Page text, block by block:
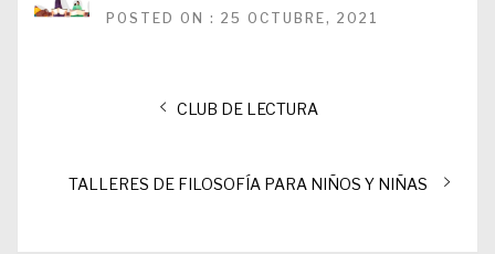
POSTED ON : 25 OCTUBRE, 2021
Entrada
CLUB DE LECTURA
Entrada
TALLERES DE FILOSOFÍA PARA NIÑOS Y NIÑAS